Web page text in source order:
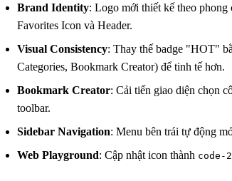
Brand Identity: Logo mới thiết kế theo
Favorites Icon và Header.
Visual Consistency: Thay thế badge "HOT"
Categories, Bookmark Creator) để tinh tế hơn.
Bookmark Creator: Cải tiến giao diện chọn
toolbar.
Sidebar Navigation: Menu bên trái tự động
Web Playground: Cập nhật icon thành code-2